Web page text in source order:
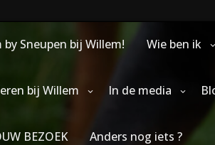
Sneupen bij Willem! Wie ben ik
bij Willem In de media
BEZOEK Anders nog iets ?